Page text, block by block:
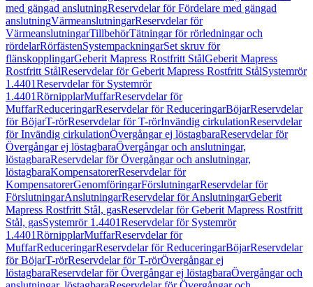
med gängad anslutningReservdelar för Fördelare med gängad
anslutningVärmeanslutningarReservdelar för
VärmeanslutningarTillbehörTätningar för rörledningar och
rördelarRörfästenSystempackningarSet skruv för
flänskopplingarGeberit Mapress Rostfritt StålGeberit Mapress
Rostfritt StålReservdelar för Geberit Mapress Rostfritt StålSystemrör
1.4401Reservdelar för Systemrör
1.4401RörnipplarMuffarReservdelar för
MuffarReduceringarReservdelar för ReduceringarBöjarReservdelar
för BöjarT-rörReservdelar för T-rörInvändig cirkulationReservdelar
för Invändig cirkulationÖvergångar ej löstagbaraReservdelar för
Övergångar ej löstagbaraÖvergångar och anslutningar,
löstagbaraReservdelar för Övergångar och anslutningar,
löstagbaraKompensatorerReservdelar för
KompensatorerGenomföringarFörslutningarReservdelar för
FörslutningarAnslutningarReservdelar för AnslutningarGeberit
Mapress Rostfritt Stål, gasReservdelar för Geberit Mapress Rostfritt
Stål, gasSystemrör 1.4401Reservdelar för Systemrör
1.4401RörnipplarMuffarReservdelar för
MuffarReduceringarReservdelar för ReduceringarBöjarReservdelar
för BöjarT-rörReservdelar för T-rörÖvergångar ej
löstagbaraReservdelar för Övergångar ej löstagbaraÖvergångar och